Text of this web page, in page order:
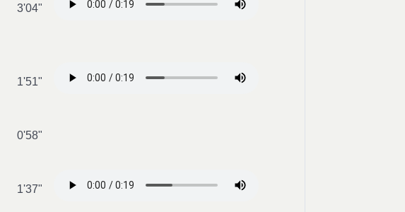
3'04"
1'51"
0'58"
1'37"